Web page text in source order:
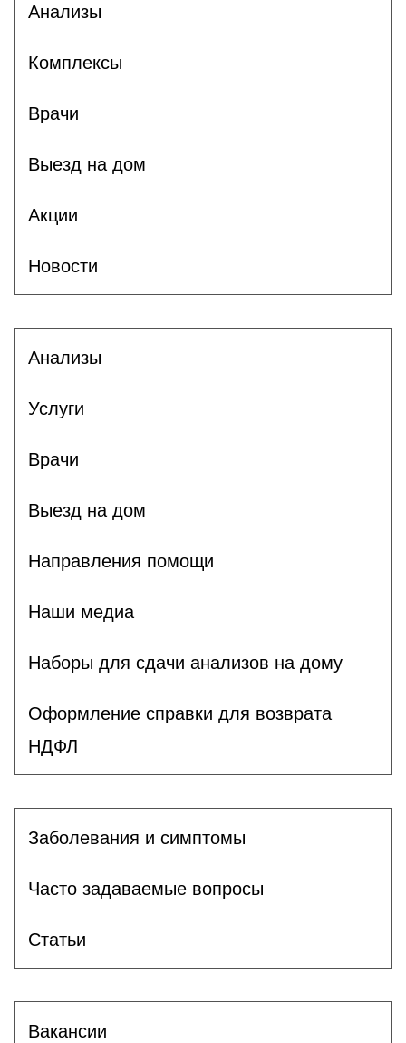
Анализы
Комплексы
Врачи
Выезд на дом
Акции
Новости
Анализы
Услуги
Врачи
Выезд на дом
Направления помощи
Наши медиа
Наборы для сдачи анализов на дому
Оформление справки для возврата
НДФЛ
Заболевания и симптомы
Часто задаваемые вопросы
Статьи
Вакансии